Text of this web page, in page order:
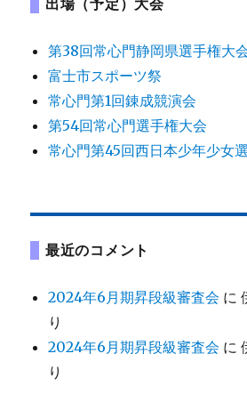
出場（予定）大会
第38回常心門静岡県選手権大
富士市スポーツ祭
常心門第1回錬成競演会
第54回常心門選手権大会
常心門第45回西日本少年少女
最近のコメント
2024年6月期昇段級審査会 に
り
2024年6月期昇段級審査会 に
り